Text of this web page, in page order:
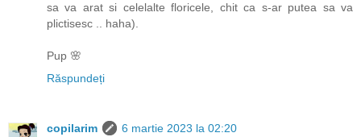
sa va arat si celelalte floricele, chit ca s-ar putea sa va
plictisesc .. haha).
Pup 🌸
Răspundeți
copilarim
6 martie 2023 la 02:20